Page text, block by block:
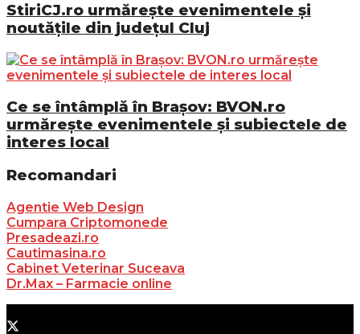
StiriCJ.ro urmărește evenimentele și
noutățile din județul Cluj
Ce se întâmplă în Brașov: BVON.ro
urmărește evenimentele și subiectele de
interes local
Recomandari
Agentie Web Design
Cumpara Criptomonede
Presadeazi.ro
Cautimasina.ro
Cabinet Veterinar Suceava
Dr.Max – Farmacie online